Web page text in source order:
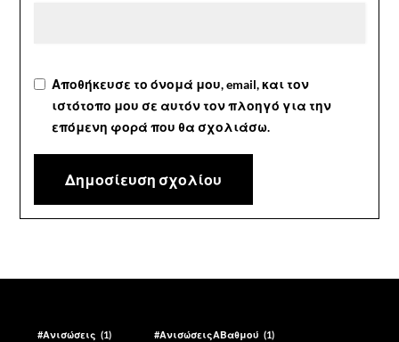
Αποθήκευσε το όνομά μου, email, και τον
ιστότοπο μου σε αυτόν τον πλοηγό για την
επόμενη φορά που θα σχολιάσω.
#Ανισώσεις (1) #ΑνισώσειςΑΒαθμού (1)